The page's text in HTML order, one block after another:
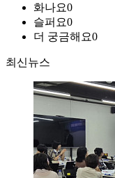
화나요0
슬퍼요0
더 궁금해요0
최신뉴스